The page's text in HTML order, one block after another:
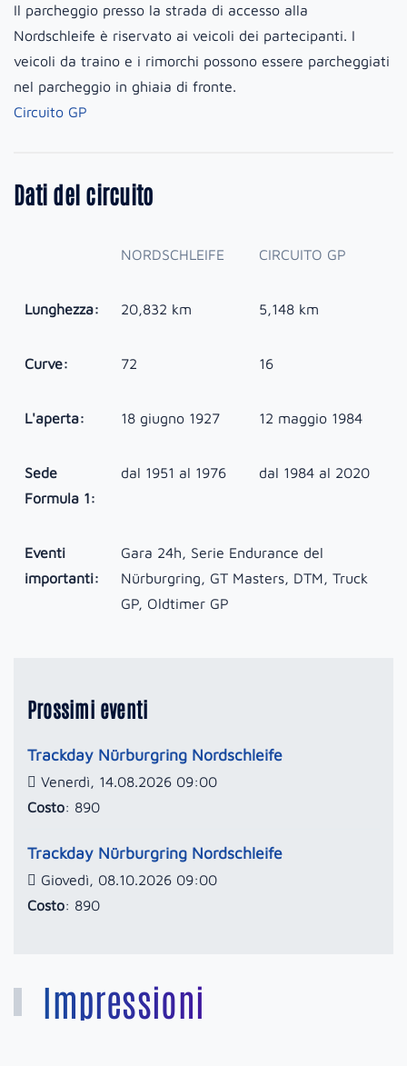
Il parcheggio presso la strada di accesso alla
Nordschleife è riservato ai veicoli dei partecipanti. I
veicoli da traino e i rimorchi possono essere parcheggiati
nel parcheggio in ghiaia di fronte.
Circuito GP
Dati del circuito
NORDSCHLEIFE CIRCUITO GP
Lunghezza: 20,832 km 5,148 km
Curve: 72 16
L'aperta: 18 giugno 1927 12 maggio 1984
Sede
Formula 1:
dal 1951 al 1976 dal 1984 al 2020
Eventi
importanti:
Gara 24h, Serie Endurance del
Nürburgring, GT Masters, DTM, Truck
GP, Oldtimer GP
Prossimi eventi
Trackday Nürburgring Nordschleife
Venerdì, 14.08.2026 09:00
Costo: 890
Trackday Nürburgring Nordschleife
Giovedì, 08.10.2026 09:00
Costo: 890
Impressioni